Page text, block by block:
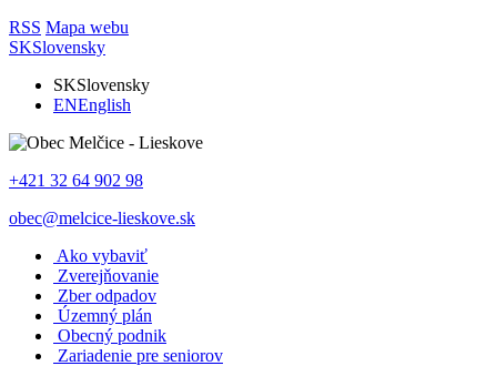
RSS Mapa webu
SKSlovensky
SKSlovensky
ENEnglish
+421 32 64 902 98
obec@melcice-lieskove.sk
Ako vybaviť
Zverejňovanie
Zber odpadov
Územný plán
Obecný podnik
Zariadenie pre seniorov